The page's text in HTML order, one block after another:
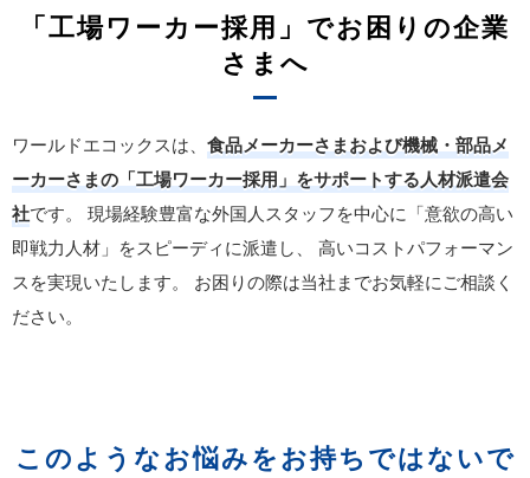
「工場ワーカー採用」でお困りの企業
さまへ
ワールドエコックスは、 食品メーカーさまおよび機械・部品メ
ーカーさまの「工場ワーカー採用」をサポートする人材派遣会
社です。
現場経験豊富な外国人スタッフを中心に「意欲の高い
即戦力人材」をスピーディに派遣し、
高いコストパフォーマン
スを実現いたします。
お困りの際は当社までお気軽にご相談く
ださい。
このようなお悩みをお持ちではないで